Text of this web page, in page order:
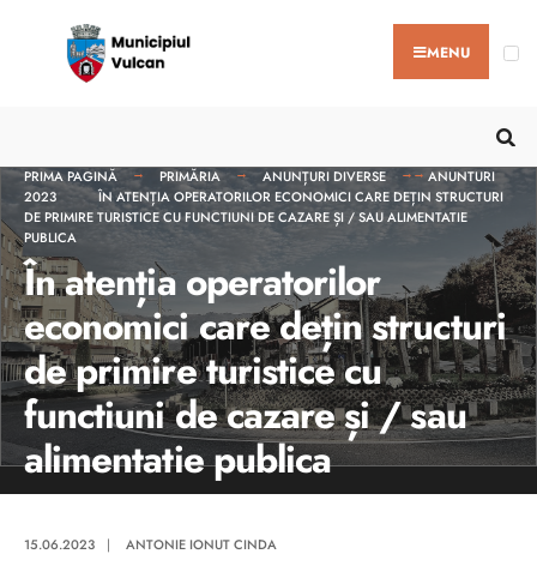
MENU
PRIMA PAGINĂ PRIMĂRIA ANUNȚURI DIVERSE
ANUNTURI
2023
ÎN ATENȚIA OPERATORILOR ECONOMICI CARE DEȚIN STRUCTURI
DE PRIMIRE TURISTICE CU FUNCTIUNI DE CAZARE ȘI / SAU ALIMENTATIE
PUBLICA
În atenția operatorilor
economici care dețin structuri
de primire turistice cu
functiuni de cazare și / sau
alimentatie publica
15.06.2023 | ANTONIE IONUT CINDA